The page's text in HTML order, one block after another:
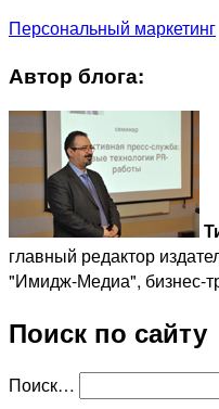
Персональный маркетинг
Автор блога:
главный редактор
"Имидж-Медиа", бизнес-
Поиск по сайту
Поиск…